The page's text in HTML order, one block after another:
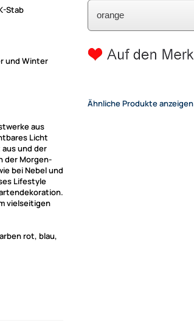
Stab
und Winter
aus
Licht
und der
der Morgen-
bei Nebel und
Lifestyle
vielseitigen
rot, blau,
Ähnliche Produkte anzeigen